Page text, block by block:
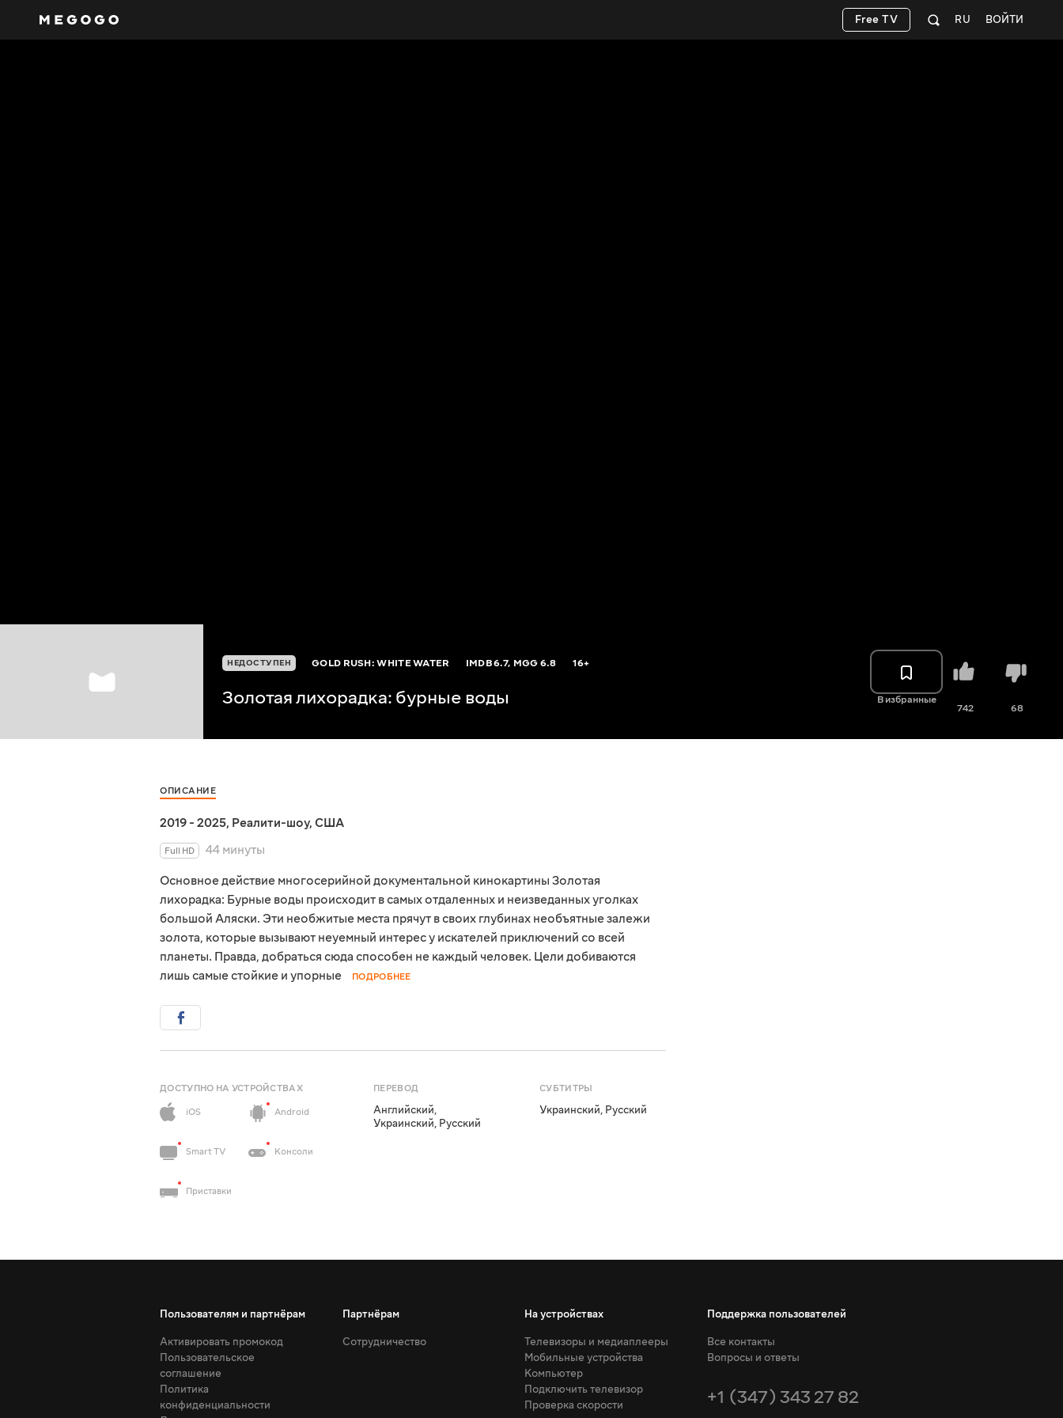
ВОЙТИ
RU
Free TV
НЕДОСТУПЕН GOLD RUSH: WHITE WATER IMDB6.7, MGG6.8 16+
Золотая лихорадка: бурные воды В избранные
742 68
ОПИСАНИЕ
2019 - 2025, Реалити-шоу, США
Full HD
44 минуты
Основное действие многосерийной документальной кинокартины Золотая
лихорадка: Бурные воды происходит в самых отдаленных и неизведанных уголках
большой Аляски. Эти необжитые места прячут в своих глубинах необъятные залежи
золота, которые вызывают неуемный интерес у искателей приключений со всей
планеты. Правда, добраться сюда способен не каждый человек. Цели добиваются
лишь самые стойкие и упорные
ПОДРОБНЕЕ
ДОСТУПНО НА УСТРОЙСТВАХ
iOS
Android
Smart TV Консоли
Приставки
ПЕРЕВОД
Английский,
Украинский, Русский
СУБТИТРЫ
Украинский, Русский
Пользователям и партнёрам
Активировать промокод
Пользовательское
соглашение
Политика
конфиденциальности
Партнёрам
Сотрудничество
На устройствах
Телевизоры и медиаплееры
Мобильные устройства
Компьютер
Подключить телевизор
Проверка скорости
Поддержка пользователей
Все контакты
Вопросы и ответы
+1 (347) 343 27 82